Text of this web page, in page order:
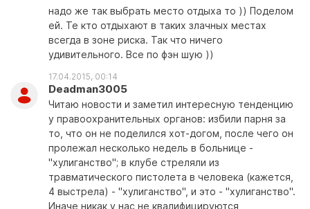
надо же так выбрать место отдыха то )) Поделом
ей. Те кто отдыхают в таких злачных местах
всегда в зоне риска. Так что ничего
удивительного. Все по фэн шую ))
17.04.2015, 00:14
Deadman3005
Читаю новости и заметил интересную тенденцию
у правоохранительных органов: избили парня за
то, что он не поделился хот-догом, после чего он
пролежал несколько недель в больнице -
"хулиганство"; в клубе стреляли из
травматического пистолета в человека (кажется,
4 выстрела) - "хулиганство", и это - "хулиганство".
Иначе никак у нас не квалифицируются